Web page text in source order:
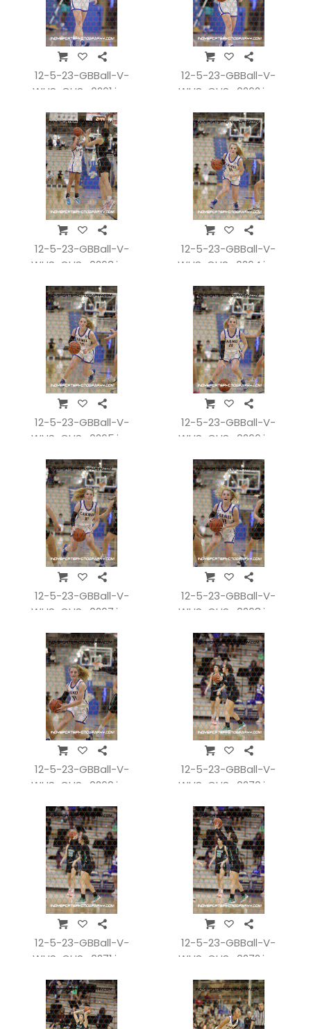
12-5-23-GBBall-V-
WHSvCHS_0261.jpg
12-5-23-GBBall-V-
WHSvCHS_0262.jpg
12-5-23-GBBall-V-
WHSvCHS_0263.jpg
12-5-23-GBBall-V-
WHSvCHS_0264.jpg
12-5-23-GBBall-V-
WHSvCHS_0265.jpg
12-5-23-GBBall-V-
WHSvCHS_0266.jpg
12-5-23-GBBall-V-
WHSvCHS_0267.jpg
12-5-23-GBBall-V-
WHSvCHS_0268.jpg
12-5-23-GBBall-V-
WHSvCHS_0269.jpg
12-5-23-GBBall-V-
WHSvCHS_0270.jpg
12-5-23-GBBall-V-
WHSvCHS_0271.jpg
12-5-23-GBBall-V-
WHSvCHS_0272.jpg